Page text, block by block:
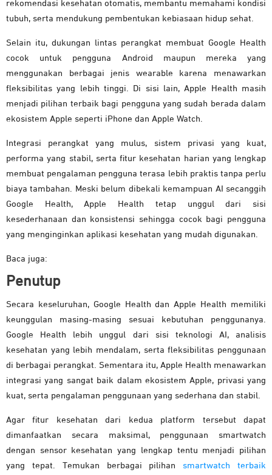
rekomendasi kesehatan otomatis, membantu memahami kondisi
tubuh, serta mendukung pembentukan kebiasaan hidup sehat.
Selain itu, dukungan lintas perangkat membuat Google Health
cocok untuk pengguna Android maupun mereka yang
menggunakan berbagai jenis wearable karena menawarkan
fleksibilitas yang lebih tinggi. Di sisi lain, Apple Health masih
menjadi pilihan terbaik bagi pengguna yang sudah berada dalam
ekosistem Apple seperti iPhone dan Apple Watch.
Integrasi perangkat yang mulus, sistem privasi yang kuat,
performa yang stabil, serta fitur kesehatan harian yang lengkap
membuat pengalaman pengguna terasa lebih praktis tanpa perlu
biaya tambahan. Meski belum dibekali kemampuan AI secanggih
Google Health, Apple Health tetap unggul dari sisi
kesederhanaan dan konsistensi sehingga cocok bagi pengguna
yang menginginkan aplikasi kesehatan yang mudah digunakan.
Baca juga:
Penutup
Secara keseluruhan, Google Health dan Apple Health memiliki
keunggulan masing-masing sesuai kebutuhan penggunanya.
Google Health lebih unggul dari sisi teknologi AI, analisis
kesehatan yang lebih mendalam, serta fleksibilitas penggunaan
di berbagai perangkat. Sementara itu, Apple Health menawarkan
integrasi yang sangat baik dalam ekosistem Apple, privasi yang
kuat, serta pengalaman penggunaan yang sederhana dan stabil.
Agar fitur kesehatan dari kedua platform tersebut dapat
dimanfaatkan secara maksimal, penggunaan smartwatch
dengan sensor kesehatan yang lengkap tentu menjadi pilihan
yang tepat. Temukan berbagai pilihan smartwatch terbaik